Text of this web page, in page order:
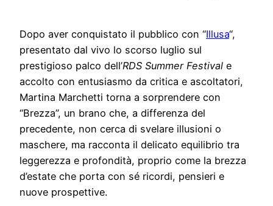
Dopo aver conquistato il pubblico con “Illusa“,
presentato dal vivo lo scorso luglio sul
prestigioso palco dell’RDS Summer Festival e
accolto con entusiasmo da critica e ascoltatori,
Martina Marchetti torna a sorprendere con
“Brezza”, un brano che, a differenza del
precedente, non cerca di svelare illusioni o
maschere, ma racconta il delicato equilibrio tra
leggerezza e profondità, proprio come la brezza
d’estate che porta con sé ricordi, pensieri e
nuove prospettive.